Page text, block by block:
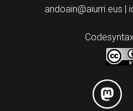
andoain@aiurri.eus |